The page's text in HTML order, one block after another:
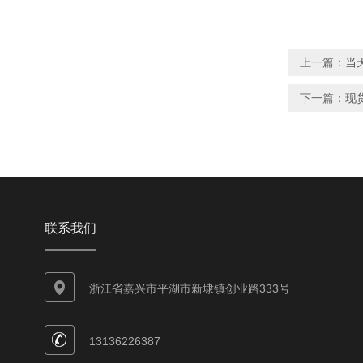
上一篇： 当
下一篇： 现
联系我们
浙江省嘉兴市平湖市新埭镇创业路333号
13136226387